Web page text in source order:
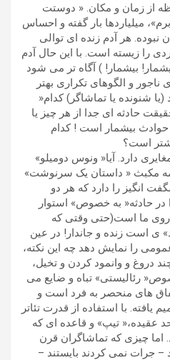
از زمان و مکان. « دوستت
میلیاردها بار گفته و احساس
هر آدم زنده ای توالی
را زیسته است. با این حال آدم
بیشمار! ) آگاه تر می شود
و الگوهای تکراری بهتر
شنونده یا تماشاگر) کدام«
حادثه ای جدا از هر چیز یا
حوادث بیشمار است ! کدام
است؟
دارد. آیا« ونوس دومیلو»
مکبث « داستان یک سرنوشت»
انگیز را دارد که هر دو
در حادثه« به خصوص» استوار
روی ما است(حتی وقتی که
ی است زنده و جاندار! در عین
را نمایش دهد چه این نکته،
دروغ و وانمود کردن و تخیل،
رئالیستی» تباه و ضایع می
های منحصر به فرد است و
یافته. با استفاده از قدرت تئاتر
عقیده،« تیپ» و قاعده ای که
اما چیزی که تماشاگران قرن
– جرات نمی کردند بایستند –